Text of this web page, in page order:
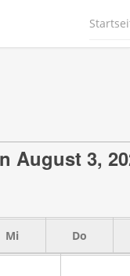
August 3,
Mi Do